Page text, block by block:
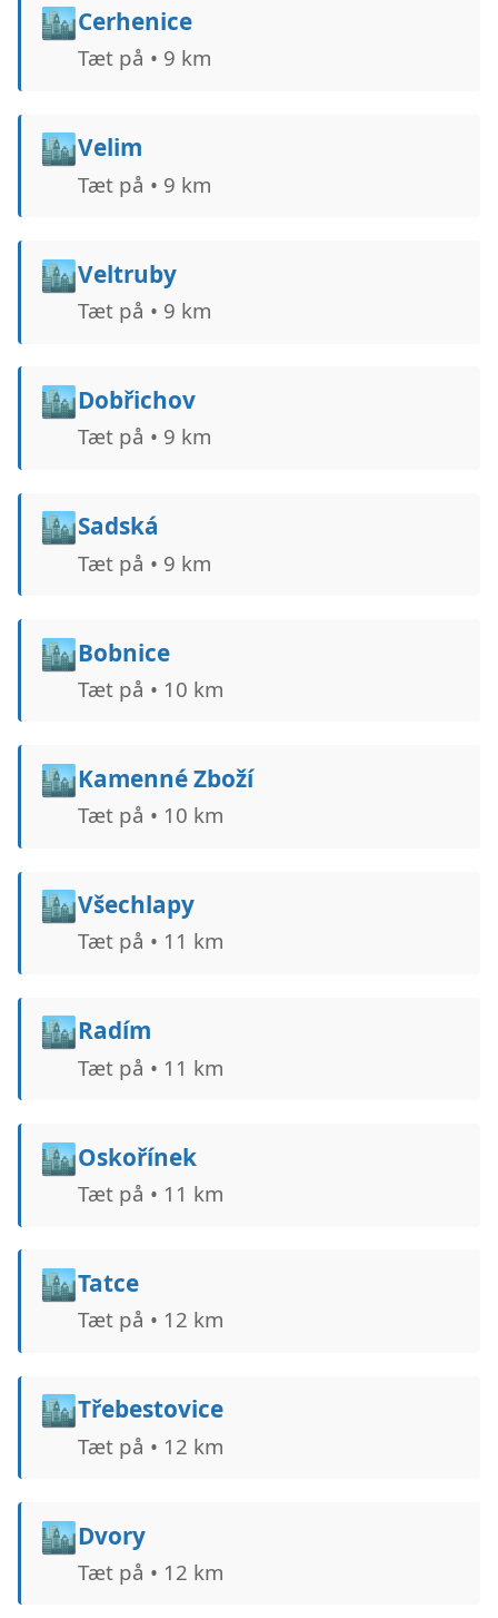
🏙️Cerhenice
Tæt på • 9 km
🏙️Velim
Tæt på • 9 km
🏙️Veltruby
Tæt på • 9 km
🏙️Dobřichov
Tæt på • 9 km
🏙️Sadská
Tæt på • 9 km
🏙️Bobnice
Tæt på • 10 km
🏙️Kamenné Zboží
Tæt på • 10 km
🏙️Všechlapy
Tæt på • 11 km
🏙️Radím
Tæt på • 11 km
🏙️Oskořínek
Tæt på • 11 km
🏙️Tatce
Tæt på • 12 km
🏙️Třebestovice
Tæt på • 12 km
🏙️Dvory
Tæt på • 12 km